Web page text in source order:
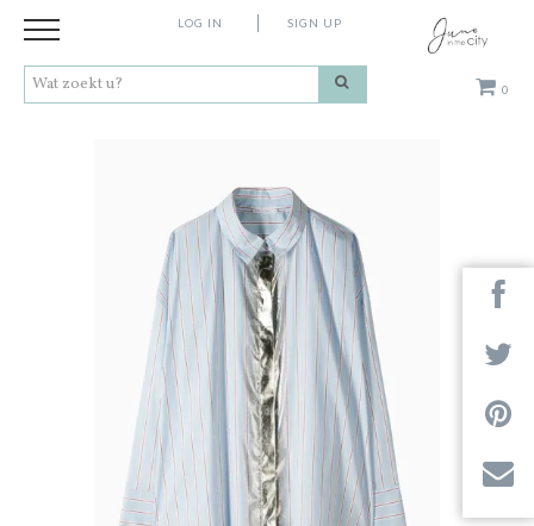
0
LOG IN SIGN UP
Next